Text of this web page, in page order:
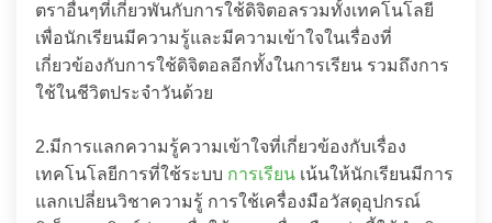
ตราอื่นๆที่เกี่ยวพันกับการใช้ดิจิตอลรวมทั้งเทคโนโลยี
เพื่อนักเรียนมีความรู้และมีความเข้าใจในเรื่องที่
เกี่ยวข้องกับการใช้ดิจิตอลอีกทั้งในการเรียน รวมถึงการ
ใช้ในชีวิตประจำวันด้วย
2.มีการแลกความรู้ความเข้าใจที่เกี่ยวข้องกับเรื่อง
เทคโนโลยีการที่ใช้ระบบ การเรียน เน้นให้นักเรียนมีการ
แลกเปลี่ยนวิชาความรู้ การใช้เครื่องมือวัสดุอุปกรณ์